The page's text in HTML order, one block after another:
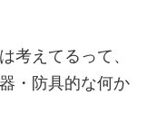
考えてるって、
・防具的な何か